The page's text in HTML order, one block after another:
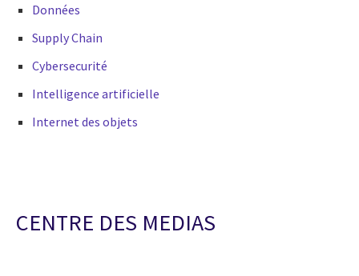
Données
Supply Chain
Cybersecurité
Intelligence artificielle
Internet des objets
CENTRE DES MEDIAS